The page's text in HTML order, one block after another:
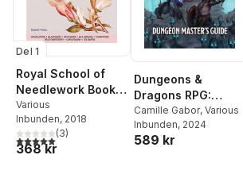
Del 1
Royal School of
Needlework Book
of Embroidery
Various
Inbunden, 2018
5,0utav 5 stjärnor. Totalt antal röster:
(3)
368 kr
Dungeons &
Dragons RPG:
Dungeon Masters
Guide
Camille Gabor, Various
Inbunden, 2024
589 kr